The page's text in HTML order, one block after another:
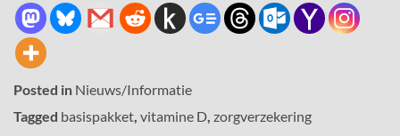
Posted in Nieuws/Informatie
Tagged basispakket, vitamine D, zorgverzekering